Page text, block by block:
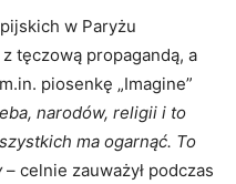
w Paryżu
tęczową propagandą, a
piosenkę „Imagine”
narodów, religii i to
ma ogarnąć. To
– celnie zauważył podczas